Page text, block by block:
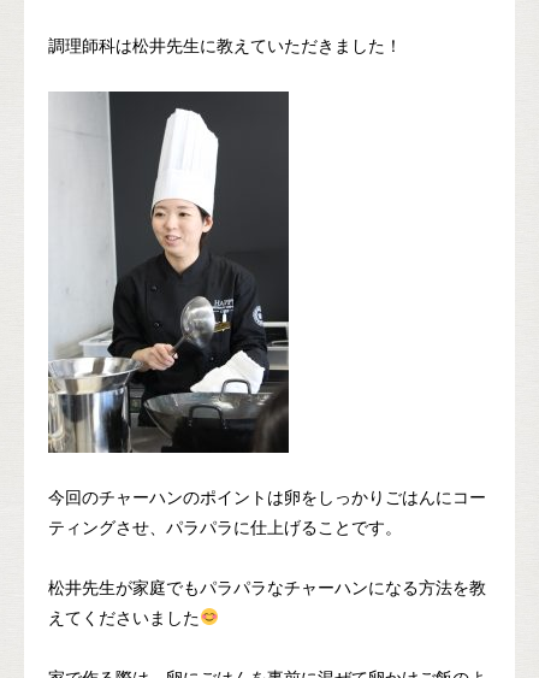
調理師科は松井先生に教えていただきました！
今回のチャーハンのポイントは卵をしっかりごはんにコー
ティングさせ、パラパラに仕上げることです。
松井先生が家庭でもパラパラなチャーハンになる方法を教
えてくださいました